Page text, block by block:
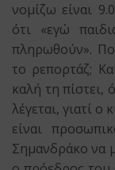
νομίζω είναι
ότι «εγώ
πληρωθούν».
το ρεπορτάζ;
καλή τη πίστει,
λέγεται, γιατί
είναι
Σημανδράκο να